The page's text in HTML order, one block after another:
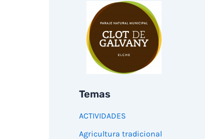
Temas
ACTIVIDADES
Agricultura tradicional